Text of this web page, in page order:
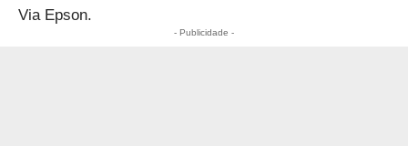
Via Epson.
- Publicidade -